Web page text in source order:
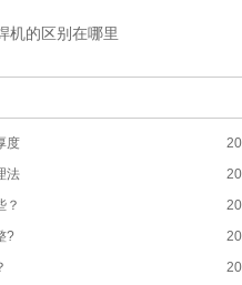
机的区别在哪里
度
法
？
?